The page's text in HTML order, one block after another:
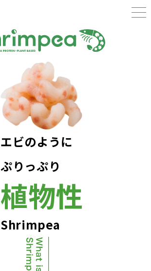
エビのように
ぷりっぷり
植物性
Shrimpea